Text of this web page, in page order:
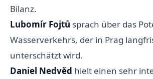
Bilanz.
Lubomír Fojtů sprach über das
Wasserverkehrs, der in Prag
unterschätzt wird.
Daniel Nedvěd hielt einen sehr